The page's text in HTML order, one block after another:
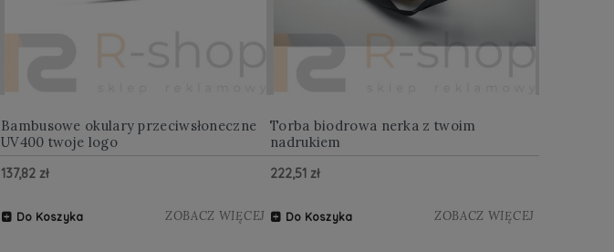
Bambusowe okulary przeciwsłoneczne
UV400 twoje logo
137,82 zł
Do Koszyka ZOBACZ WIĘCEJ
Torba biodrowa nerka z twoim
nadrukiem
222,51 zł
Do Koszyka ZOBACZ WIĘCEJ